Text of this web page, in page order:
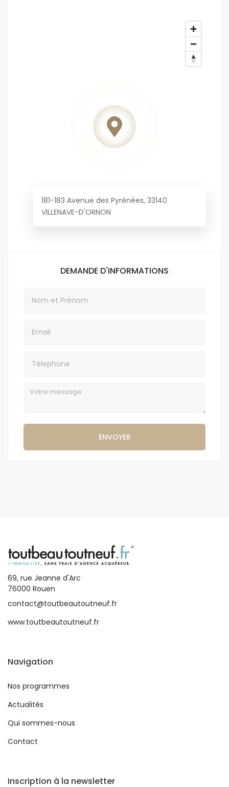
181-183 Avenue des Pyrénées, 33140
VILLENAVE-D'ORNON
DEMANDE D'INFORMATIONS
ENVOYER
69, rue Jeanne d'Arc
76000 Rouen
contact@toutbeautoutneuf.fr
www.toutbeautoutneuf.fr
Navigation
Nos programmes
Actualités
Qui sommes-nous
Contact
Inscription à la newsletter